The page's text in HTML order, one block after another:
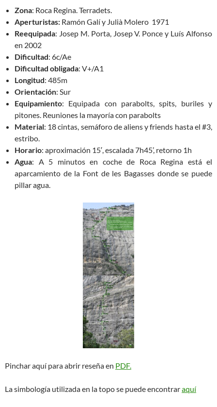
Zona: Roca Regina. Terradets.
Aperturistas: Ramón Galí y Julià Molero 1971
Reequipada: Josep M. Porta, Josep V. Ponce y Luís Alfonso
en 2002
Dificultad: 6c/Ae
Dificultad obligada: V+/A1
Longitud: 485m
Orientación: Sur
Equipamiento: Equipada con parabolts, spits, buriles y
pitones. Reuniones la mayoría con parabolts
Material: 18 cintas, semáforo de aliens y friends hasta el #3,
estribo.
Horario: aproximación 15′, escalada 7h45’, retorno 1h
Agua: A 5 minutos en coche de Roca Regina está el
aparcamiento de la Font de les Bagasses donde se puede
pillar agua.
Pinchar aquí para abrir reseña en PDF.
La simbología utilizada en la topo se puede encontraraquí